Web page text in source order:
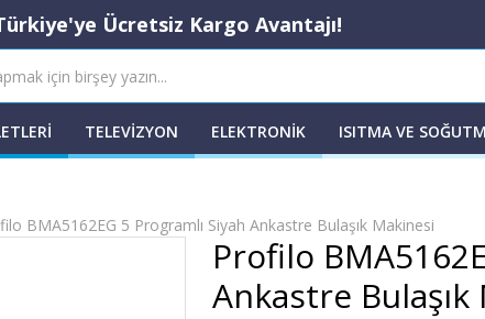
Ücretsiz Kargo Avantajı!
TELEVIZYON ELEKTRONIK ISITMA VE
BMA5162EG 5 Programlı Siyah Ankastre Bulaşık Makinesi
Profilo
Ankastre Bulaşık